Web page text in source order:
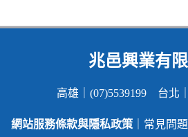
兆邑興業有
高雄｜(07)5539199 台北
網站服務條款與隱私政策 ｜常見問題